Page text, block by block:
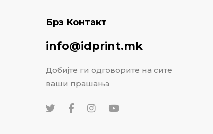
Брз Контакт
info@idprint.mk
Добијте ги одговорите на сите
ваши прашања